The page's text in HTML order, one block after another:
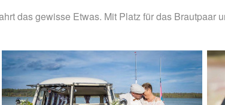
das gewisse Etwas. Mit Platz für das Brautpaar